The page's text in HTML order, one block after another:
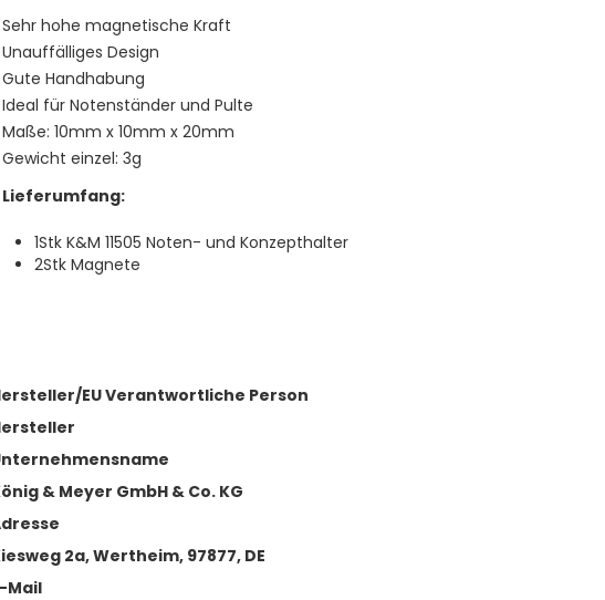
Sehr hohe magnetische Kraft
Unauffälliges Design
Gute Handhabung
Ideal für Notenständer und Pulte
Maße: 10mm x 10mm x 20mm
Gewicht einzel: 3g
Lieferumfang:
1Stk K&M 11505 Noten- und Konzepthalter
2Stk Magnete
EU Verantwortliche Person
& Meyer GmbH & Co. KG
2a, Wertheim, 97877, DE
Mail